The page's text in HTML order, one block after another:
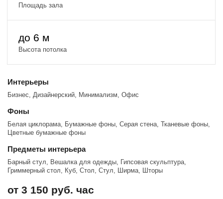
позволяющими удобно регулировать поступающий солнечный свет,
Площадь зала
до 6 м
Высота потолка
Интерьеры
Бизнес, Дизайнерский, Минимализм, Офис
Фоны
Белая циклорама, Бумажные фоны, Серая стена, Тканевые фоны,
Цветные бумажные фоны
Предметы интерьера
Барный стул, Вешалка для одежды, Гипсовая скульптура,
Гриммерный стол, Куб, Стол, Стул, Ширма, Шторы
от 3 150 руб. час